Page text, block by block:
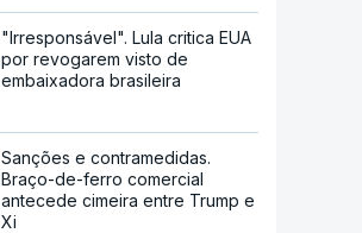
"Irresponsável". Lula critica EUA
por revogarem visto de
embaixadora brasileira
Sanções e contramedidas.
Braço-de-ferro comercial
antecede cimeira entre Trump e
Xi